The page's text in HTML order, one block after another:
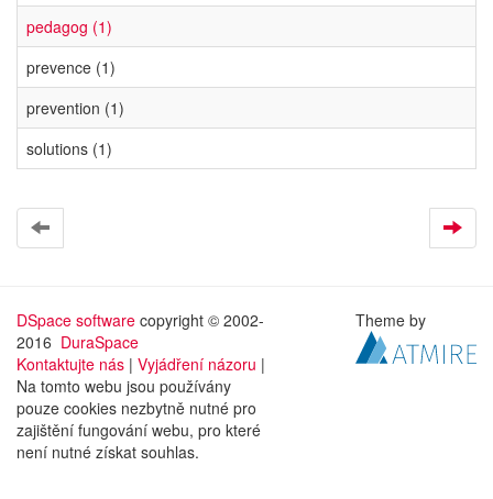
pedagog (1)
prevence (1)
prevention (1)
solutions (1)
DSpace software copyright © 2002-
2016 DuraSpace
Kontaktujte nás | Vyjádření názoru |
Na tomto webu jsou používány
pouze cookies nezbytně nutné pro
zajištění fungování webu, pro které
není nutné získat souhlas.
Theme by